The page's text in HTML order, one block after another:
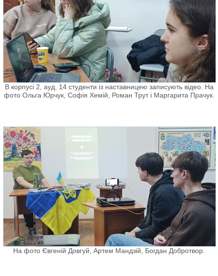
В корпусі 2, ауд. 14 студенти із наставницею записують відео. На
фото Ольга Юрчук, Софія Хемій, Роман Трут і Маргарита Прачук.
На фото Євгеній Довгуй, Артем Мандзій, Богдан Добротвор.